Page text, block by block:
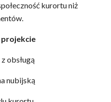
kurortu niż
projekcie
obsługą
nubijską